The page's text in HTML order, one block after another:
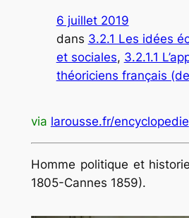
6 juillet 2019
dans 3.2.1 Les idées
et sociales, 3.2.1.1
théoriciens français
via larousse.fr/encyclopedie
Homme politique et
1805-Cannes 1859).